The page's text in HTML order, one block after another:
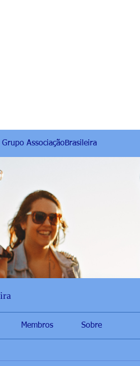
Grupo AssociaçãoBrasileira
Membros Sobre